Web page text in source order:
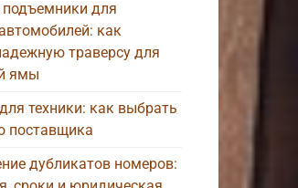
для
как
траверсу для
ямы
техники: как выбрать
поставщика
дубликатов номеров: